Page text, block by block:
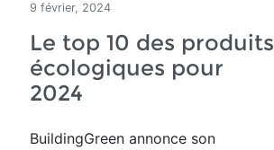
9 février, 2024
Le top 10 des produits
écologiques pour
2024
BuildingGreen annonce son